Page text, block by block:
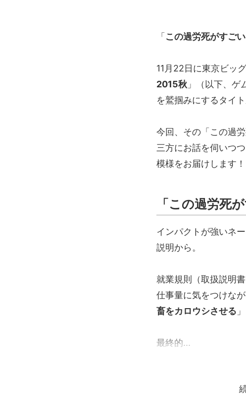
「 この過労死がすごい
11月22日に東京ビッ
2015秋 」（以下、ゲ
を鷲掴みにするタイ
今回、その「この過
三方にお話を伺いつ
模様をお届けします！
「この過労死
インパクトが強いネ
説明から。
就業規則（取扱説明
仕事量に気をつけなが
畜をカロウシさせる
最終的...